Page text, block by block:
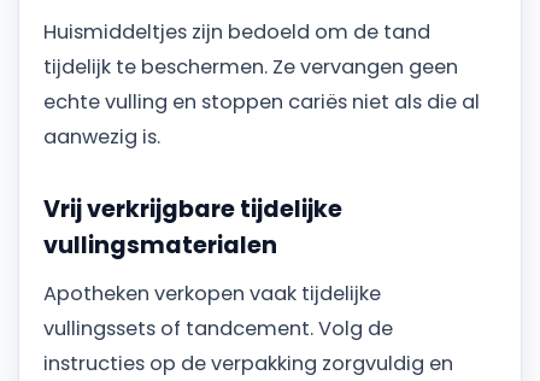
Huismiddeltjes zijn bedoeld om de tand
tijdelijk te beschermen. Ze vervangen geen
echte vulling en stoppen cariës niet als die al
aanwezig is.
Vrij verkrijgbare tijdelijke
vullingsmaterialen
Apotheken verkopen vaak tijdelijke
vullingssets of tandcement. Volg de
instructies op de verpakking zorgvuldig en